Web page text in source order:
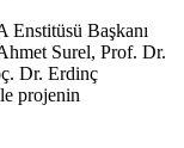
Enstitüsü Başkanı
Surel, Prof. Dr.
Dr. Erdinç
projenin